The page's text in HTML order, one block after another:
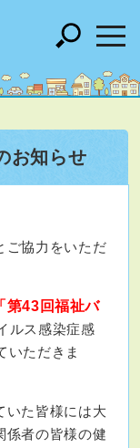
お知らせ
ご協力をいただ
「第43回福祉バ
ルス感染症感
いただきま
いた皆様には大
係者の皆様の健